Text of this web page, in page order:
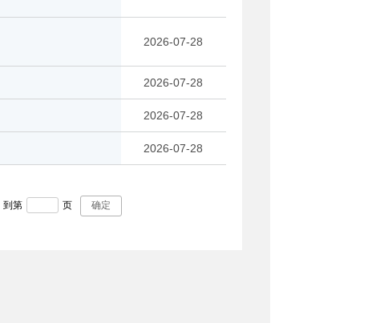
2026-07-28
2026-07-28
2026-07-28
2026-07-28
到第 页 确定